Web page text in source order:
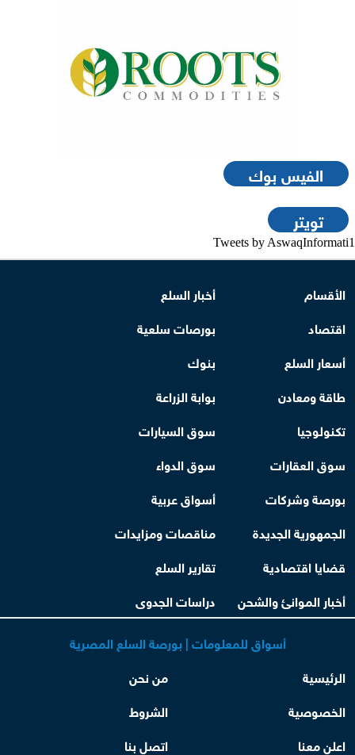
الفيس بوك
تويتر
Tweets by AswaqInformati1
الأقسام
أخبار السلع
اقتصاد
بورصات سلعية
أسعار السلع
بنوك
طاقة ومعادن
بوابة الزراعة
تكنولوجيا
سوق السيارات
سوق العقارات
سوق الدواء
بورصة وشركات
أسواق عربية
الجمهورية الجديدة
مناقصات ومزايدات
قضايا اقتصادية
تقارير السلع
أخبار الموانئ والشحن
دراسات الجدوى
أسواق للمعلومات | بورصة السلع المصرية
الرئيسية
من نحن
الخصوصية
الشروط
اعلن معنا
اتصل بنا